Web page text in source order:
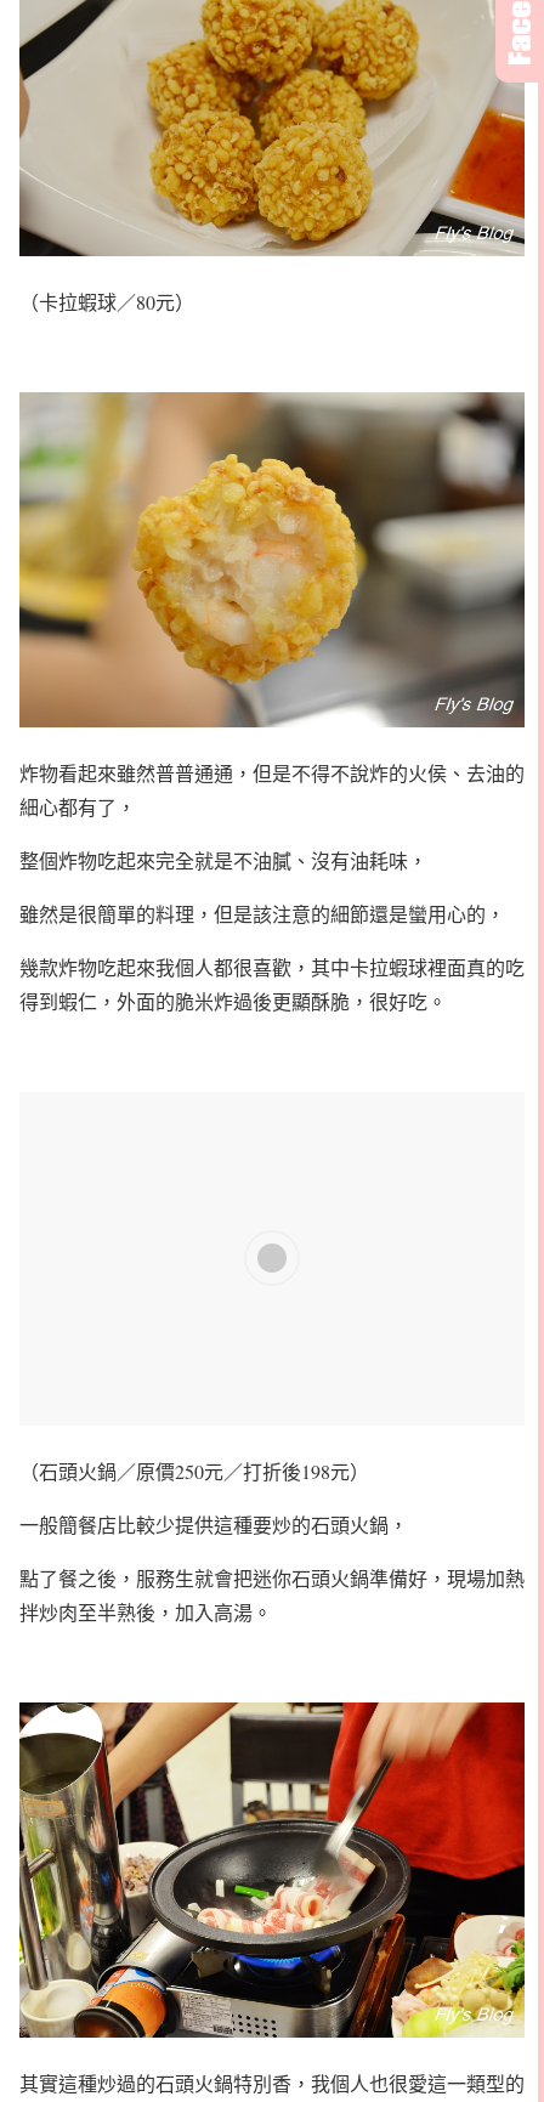
（卡拉蝦球／80元）
炸物看起來雖然普普通通，但是不得不說炸的火侯、去油的
細心都有了，
整個炸物吃起來完全就是不油膩、沒有油耗味，
雖然是很簡單的料理，但是該注意的細節還是蠻用心的，
幾款炸物吃起來我個人都很喜歡，其中卡拉蝦球裡面真的吃
得到蝦仁，外面的脆米炸過後更顯酥脆，很好吃。
（石頭火鍋／原價250元／打折後198元）
一般簡餐店比較少提供這種要炒的石頭火鍋，
點了餐之後，服務生就會把迷你石頭火鍋準備好，現場加熱
拌炒肉至半熟後，加入高湯。
其實這種炒過的石頭火鍋特別香，我個人也很愛這一類型的